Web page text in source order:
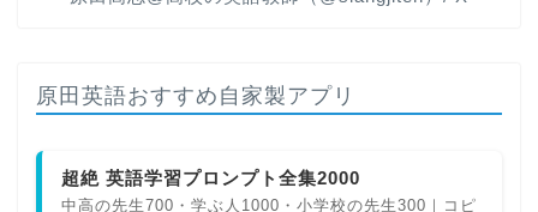
原田英語おすすめ自家製アプリ
超絶 英語学習プロンプト全集2000
中高の先生700・学ぶ人1000・小学校の先生300｜コピ